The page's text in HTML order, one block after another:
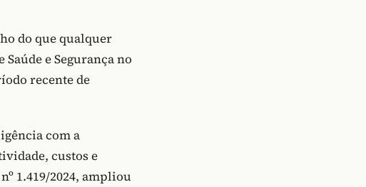
do que qualquer
e Segurança no
recente de
com a
custos e
1.419/2024, ampliou